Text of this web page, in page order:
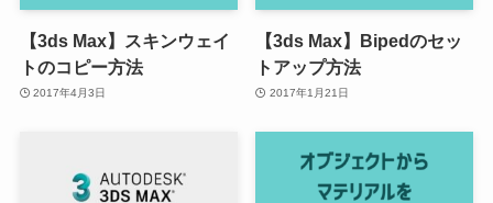
【3ds Max】スキンウェイ
トのコピー方法
2017年4月3日
【3ds Max】Bipedのセッ
トアップ方法
2017年1月21日